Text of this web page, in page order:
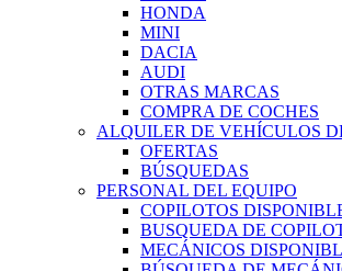
HONDA
MINI
DACIA
AUDI
OTRAS MARCAS
COMPRA DE COCHES
ALQUILER DE VEHÍCULOS
OFERTAS
BÚSQUEDAS
PERSONAL DEL EQUIPO
COPILOTOS
BUSQUEDA DE
MECÁNICOS